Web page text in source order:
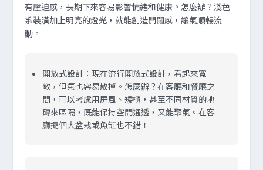
有壓迫感，長期下來容易影響情緒和健康。怎麼辦？淺色
系裝潢加上明亮的燈光，就能創造開闊感，讓氣順暢流
動。
開放式設計： 現在流行開放式設計，看起來寬
敞，但氣也容易散掉。怎麼辦？在客廳和餐廳之
間，可以考慮用屏風、矮櫃，甚至不同材質的地
磚來區隔，既能保持空間通透，又能聚氣。在客
廳擺個大盆栽或魚缸也不錯！